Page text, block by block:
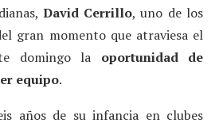
David Cerrillo, uno de los
gran momento que atraviesa el
domingo la oportunidad de
equipo.
años de su infancia en clubes